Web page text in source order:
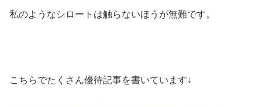
私のようなシロートは触らないほうが無難です。
こちらでたくさん優待記事を書いています↓